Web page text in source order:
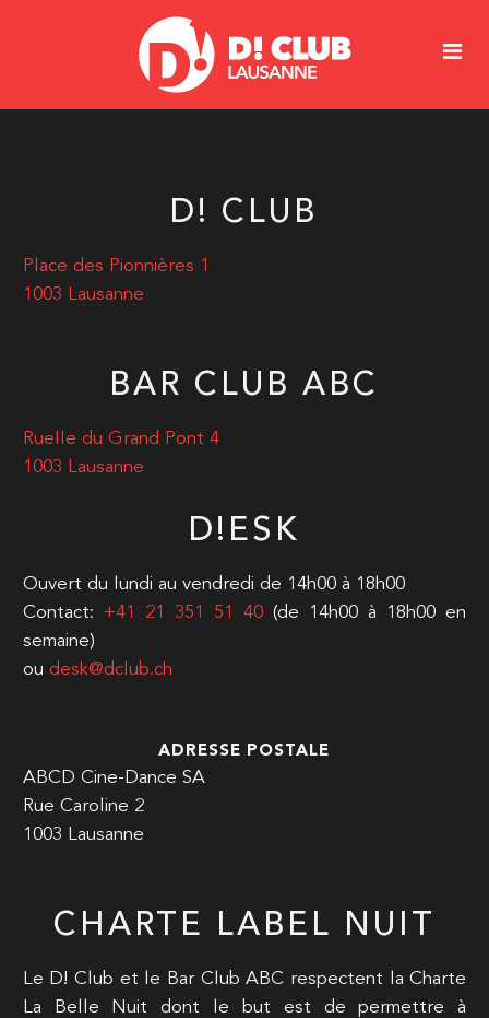
D! CLUB
Place des Pionnières 1
1003 Lausanne
BAR CLUB ABC
Ruelle du Grand Pont 4
1003 Lausanne
D!ESK
Ouvert du lundi au vendredi de 14h00 à 18h00
Contact: +41 21 351 51 40 (de 14h00 à 18h00 en
semaine)
ou desk@dclub.ch
ADRESSE POSTALE
ABCD Cine-Dance SA
Rue Caroline 2
1003 Lausanne
CHARTE LABEL NUIT
Le D! Club et le Bar Club ABC respectent la Charte
La Belle Nuit dont le but est de permettre à